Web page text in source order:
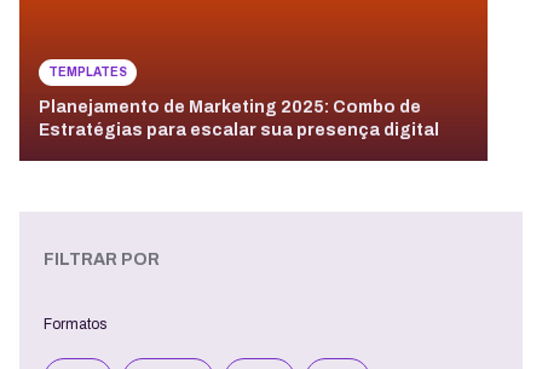
TEMPLATES
Planejamento de Marketing 2025: Combo de
Estratégias para escalar sua presença digital
FILTRAR POR
Formatos